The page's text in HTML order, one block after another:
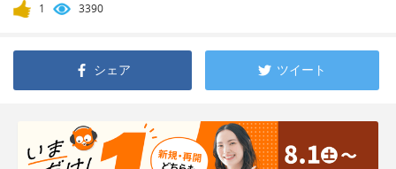
1 3390
シェア ツイート